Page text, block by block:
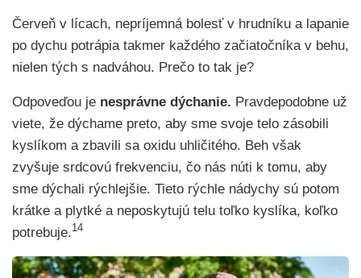
Červeň v lícach, nepríjemná bolesť v hrudníku a lapanie
po dychu potrápia takmer každého začiatočníka v behu,
nielen tých s nadváhou. Prečo to tak je?
Odpoveďou je nesprávne dýchanie. Pravdepodobne už
viete, že dýchame preto, aby sme svoje telo zásobili
kyslíkom a zbavili sa oxidu uhličitého. Beh však
zvyšuje srdcovú frekvenciu, čo nás núti k tomu, aby
sme dýchali rýchlejšie. Tieto rýchle nádychy sú potom
krátke a plytké a neposkytujú telu toľko kyslíka, koľko
potrebuje.14